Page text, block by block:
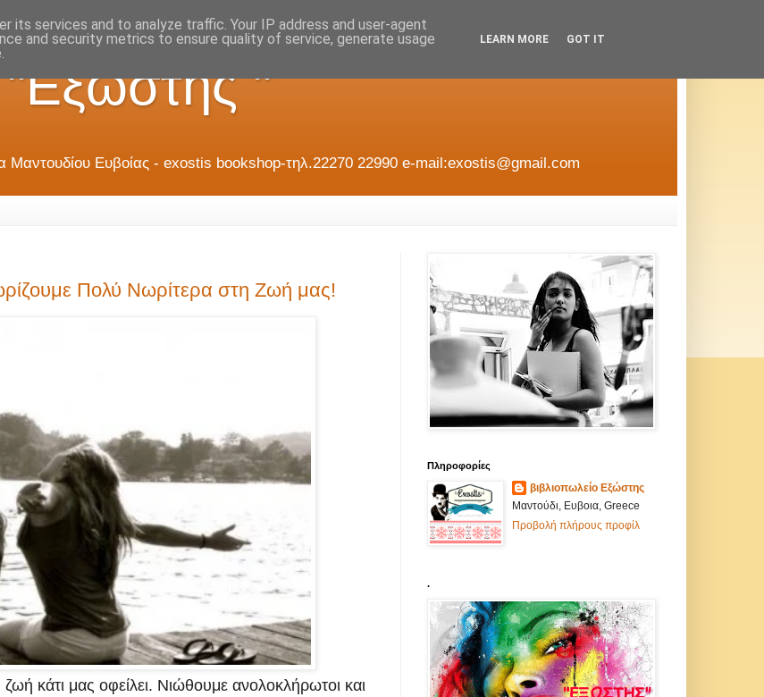
"Εξώστης "
Μαντουδίου Ευβοίας - exostis bookshop-τηλ.22270 22990 e-mail:exostis@gmail.com
Πολύ Νωρίτερα στη Ζωή μας!
κάτι μας οφείλει. Νιώθουμε ανολοκλήρωτοι και
Πληροφορίες
βιβλιοπωλείο Εξώστης
Μαντούδι, Ευβοια, Greece
Προβολή πλήρους προφίλ
.
its services and to analyze traffic. Your IP address and user-agent
and security metrics to ensure quality of service, generate usage
LEARN MORE GOT IT